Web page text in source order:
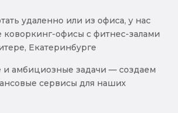
удаленно или из офиса, у нас
офисы с фитнес-залами
Екатеринбурге
и амбициозные задачи — создаем
сервисы для наших